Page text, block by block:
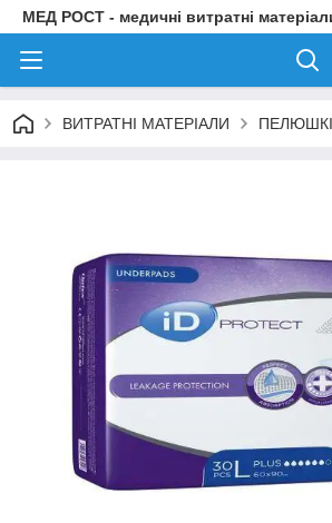
МЕД РОСТ - медичні витратні
ВИТРАТНІ МАТЕРІАЛИ